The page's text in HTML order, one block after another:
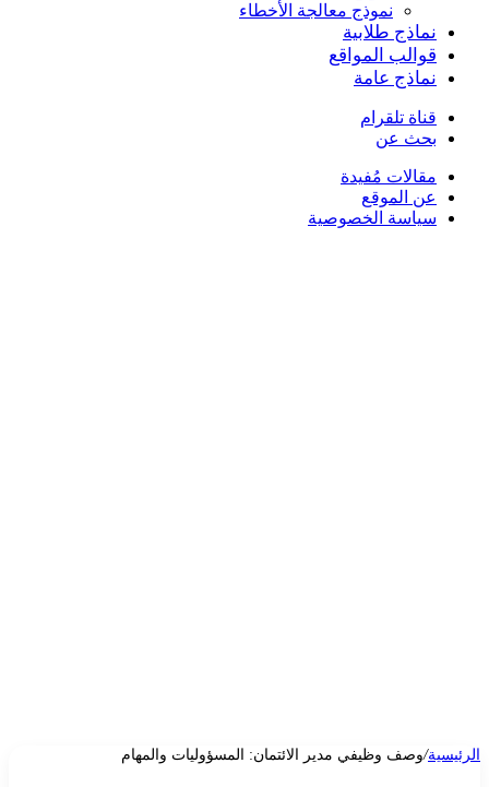
نموذج معالجة الأخطاء
نماذج طلابية
قوالب المواقع
نماذج عامة
قناة تلقرام
بحث عن
مقالات مُفيدة
عن الموقع
سياسة الخصوصية
الرئيسية/وصف وظيفي مدير الائتمان: المسؤوليات والمهام